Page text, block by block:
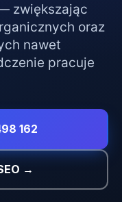
zwiększając
oraz
nawet
pracuje
162
→